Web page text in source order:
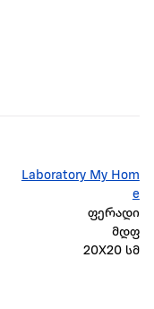
Laboratory My Hom
e
ფერადი
მდფ
20X20 სმ